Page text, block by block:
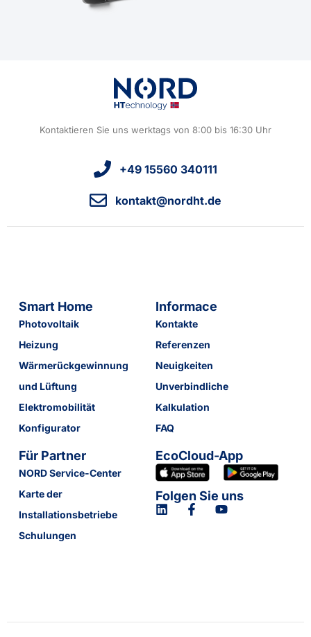
Kontaktieren Sie uns werktags von 8:00 bis 16:30 Uhr
+49 15560 340111
kontakt@nordht.de
Smart Home
Photovoltaik
Heizung
Wärmerückgewinnung
und Lüftung
Elektromobilität
Konfigurator
Informace
Kontakte
Referenzen
Neuigkeiten
Unverbindliche
Kalkulation
FAQ
Für Partner
NORD Service-Center
Karte der
Installationsbetriebe
Schulungen
EcoCloud-App
Folgen Sie uns